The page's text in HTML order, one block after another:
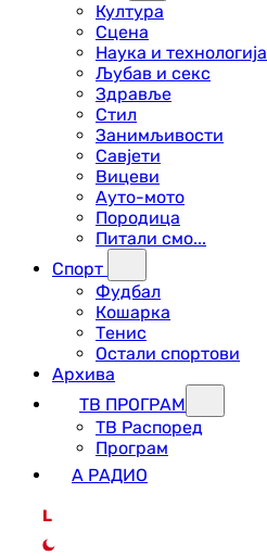
Култура
Сцена
Наука и технологија
Љубав и секс
Здравље
Стил
Занимљивости
Савјети
Вицеви
Ауто-мото
Породица
Питали смо...
Спорт
Фудбал
Кошарка
Тенис
Остали спортови
Архива
ТВ ПРОГРАМ
ТВ Распоред
Програм
А РАДИО
L